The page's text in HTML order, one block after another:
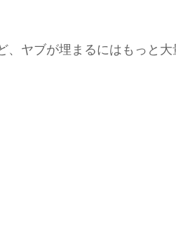
ヤブが埋まるにはもっと大